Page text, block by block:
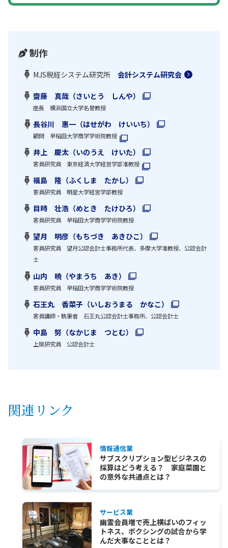
制作
MJS税経システム研究所 会計システム研究会
齋藤 真哉（さいとう しんや）
座長 横浜国立大学名誉教授
長谷川 惠一（はせがわ けいいち）
顧問 早稲田大学商学学術院教授
井上 慶太（いのうえ けいた）
客員研究員 東京経済大学経営学部准教授
福島 隆（ふくしま たかし）
客員研究員 明星大学経営学部教授
目時 壮浩（めとき たけひろ）
客員研究員 早稲田大学商学学術院教授
望月 明彦（もちづき あきひこ）
客員研究員 望月公認会計士事務所代表、多摩大学准教授、公認会計
士
山内 暁（やまうち あき）
客員研究員 早稲田大学商学学術院教授
石王丸 香菜子（いしおうまる かなこ）
客員講師・執筆者 石王丸公認会計士事務所、公認会計士
中島 努（なかじま つとむ）
上席研究員 公認会計士
関連リンク
情報通信業
サブスクリプション型ビジネスの
採算はどう考える？ 家庭菜園と
の意外な共通点とは？
サービス業
幽霊会員増で売上横ばいのフィッ
トネス、ボクシングの試合から学
んだ大事なこととは？